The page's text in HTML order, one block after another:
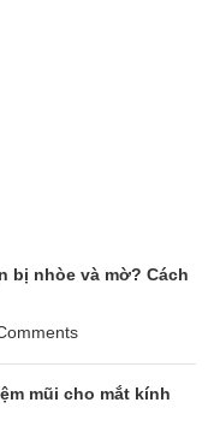
bị nhòe và mờ? Cách
mũi cho mắt kính